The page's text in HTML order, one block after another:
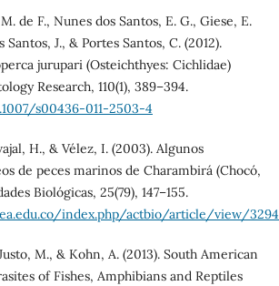
de F., Nunes dos Santos, E. G., Giese, E.
J., & Portes Santos, C. (2012).
jurupari (Osteichthyes: Cichlidae)
Research, 110(1), 389–394.
s00436-011-2503-4
H., & Vélez, I. (2003). Algunos
de peces marinos de Charambirá (Chocó,
Biológicas, 25(79), 147–155.
index.php/actbio/article/view/
M., & Kohn, A. (2013). South American
of Fishes, Amphibians and Reptiles